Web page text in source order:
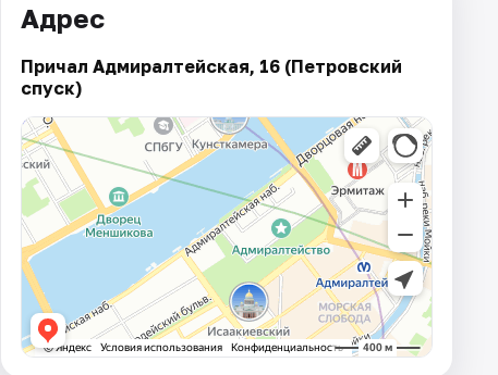
Адрес
Причал Адмиралтейская, 16 (Петровский
спуск)